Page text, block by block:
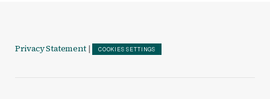
Privacy Statement | COOKIES SETTINGS